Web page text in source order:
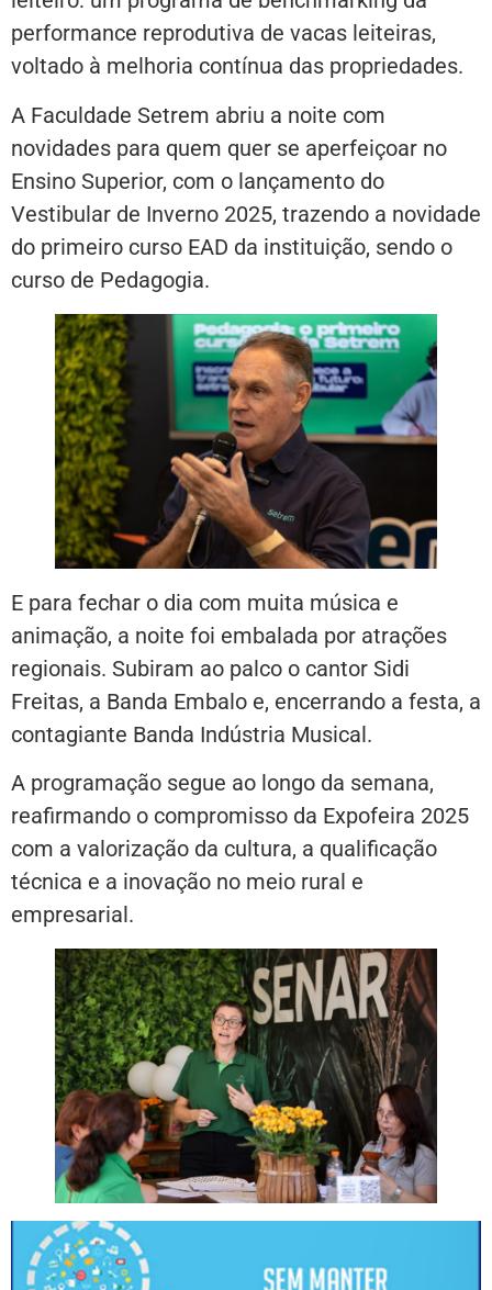
performance reprodutiva de vacas leiteiras,
voltado à melhoria contínua das propriedades.
A Faculdade Setrem abriu a noite com
novidades para quem quer se aperfeiçoar no
Ensino Superior, com o lançamento do
Vestibular de Inverno 2025, trazendo a novidade
do primeiro curso EAD da instituição, sendo o
curso de Pedagogia.
E para fechar o dia com muita música e
animação, a noite foi embalada por atrações
regionais. Subiram ao palco o cantor Sidi
Freitas, a Banda Embalo e, encerrando a festa, a
contagiante Banda Indústria Musical.
A programação segue ao longo da semana,
reafirmando o compromisso da Expofeira 2025
com a valorização da cultura, a qualificação
técnica e a inovação no meio rural e
empresarial.